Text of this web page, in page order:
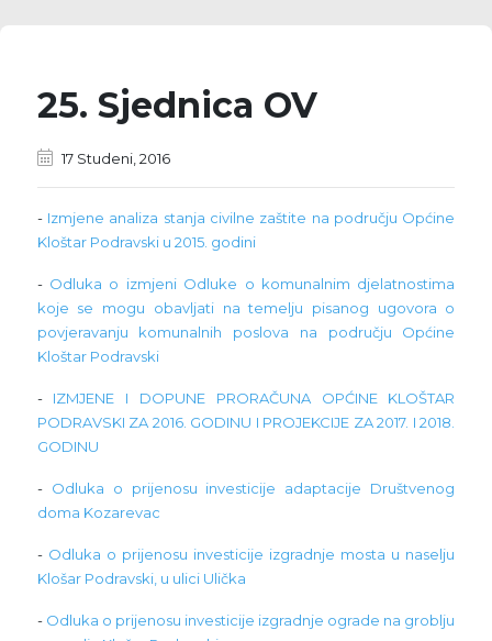
25. Sjednica OV
17 Studeni, 2016
- Izmjene analiza stanja civilne zaštite na području Općine
Kloštar Podravski u 2015. godini
- Odluka o izmjeni Odluke o komunalnim djelatnostima
koje se mogu obavljati na temelju pisanog ugovora o
povjeravanju komunalnih poslova na području Općine
Kloštar Podravski
- IZMJENE I DOPUNE PRORAČUNA OPĆINE KLOŠTAR
PODRAVSKI ZA 2016. GODINU I PROJEKCIJE ZA 2017. I 2018.
GODINU
- Odluka o prijenosu investicije adaptacije Društvenog
doma Kozarevac
- Odluka o prijenosu investicije izgradnje mosta u naselju
Klošar Podravski, u ulici Ulička
- Odluka o prijenosu investicije izgradnje ograde na groblju